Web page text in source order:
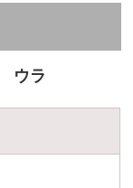
ウラ